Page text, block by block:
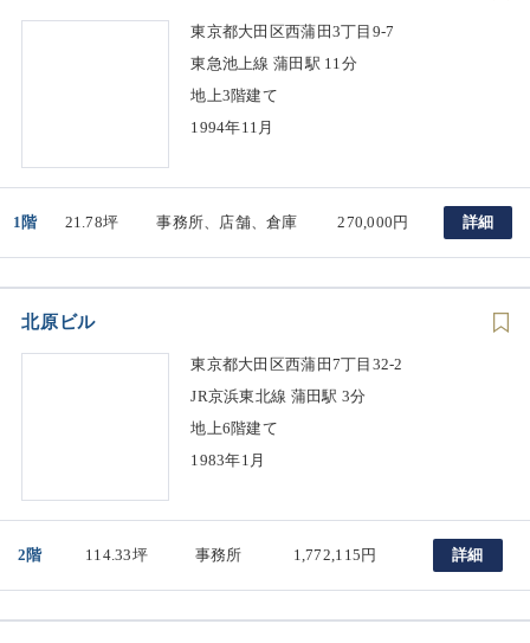
東京都大田区西蒲田3丁目9-7
東急池上線 蒲田駅 11分
地上3階建て
1994年11月
1階 21.78坪 事務所、店舗、倉庫 270,000円 詳細
北原ビル
東京都大田区西蒲田7丁目32-2
JR京浜東北線 蒲田駅 3分
地上6階建て
1983年1月
2階 114.33坪 事務所 1,772,115円 詳細